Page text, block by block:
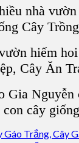
nhà
Cây
hiếm
Cây Ăn
Gia
cây